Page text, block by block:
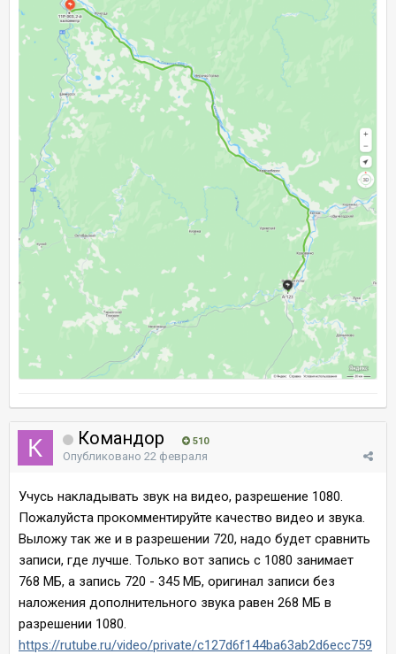
Командор 510
Опубликовано 22 февраля
Учусь накладывать звук на видео, разрешение 1080.
Пожалуйста прокомментируйте качество видео и звука.
Выложу так же и в разрешении 720, надо будет сравнить
записи, где лучше. Только вот запись с 1080 занимает
768 МБ, а запись 720 - 345 МБ, оригинал записи без
наложения дополнительного звука равен 268 МБ в
разрешении 1080.
https://rutube.ru/video/private/c127d6f144ba63ab2d6ecc759